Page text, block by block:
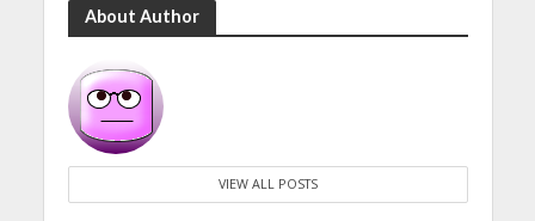
About Author
VIEW ALL POSTS